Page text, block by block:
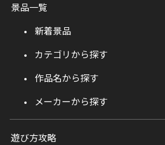
景品一覧
新着景品
カテゴリから探す
作品名から探す
メーカーから探す
遊び方攻略